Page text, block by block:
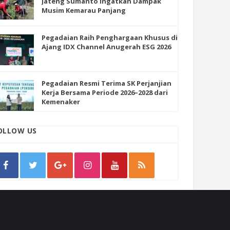
Musim Kemarau Panjang
Pegadaian Raih Penghargaan Khusus di
Ajang IDX Channel Anugerah ESG 2026
Pegadaian Resmi Terima SK Perjanjian
Kerja Bersama Periode 2026–2028 dari
Kemenaker
US